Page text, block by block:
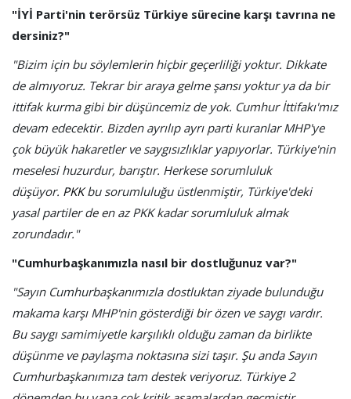
"İYİ Parti'nin terörsüz Türkiye sürecine karşı tavrına ne
dersiniz?"
"Bizim için bu söylemlerin hiçbir geçerliliği yoktur. Dikkate
de almıyoruz. Tekrar bir araya gelme şansı yoktur ya da bir
ittifak kurma gibi bir düşüncemiz de yok. Cumhur İttifakı'mız
devam edecektir. Bizden ayrılıp ayrı parti kuranlar MHP'ye
çok büyük hakaretler ve saygısızlıklar yapıyorlar. Türkiye'nin
meselesi huzurdur, barıştır. Herkese sorumluluk
düşüyor. PKKbu sorumluluğu üstlenmiştir, Türkiye'deki
yasal partiler de en az PKK kadar sorumluluk almak
zorundadır."
"Cumhurbaşkanımızla nasıl bir dostluğunuz var?"
"Sayın Cumhurbaşkanımızla dostluktan ziyade bulunduğu
makama karşı MHP'nin gösterdiği bir özen ve saygı vardır.
Bu saygı samimiyetle karşılıklı olduğu zaman da birlikte
düşünme ve paylaşma noktasına sizi taşır. Şu anda Sayın
Cumhurbaşkanımıza tam destek veriyoruz. Türkiye 2